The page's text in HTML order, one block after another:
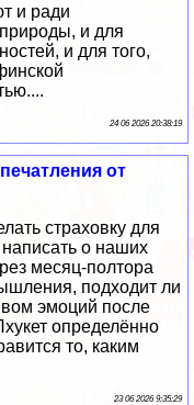
и ради
и для
и для того,
24 06 2026 20:38:19
от
страховку для
о наших
месяц-полтора
подходит ли
эмоций после
определённо
то, каким
23 06 2026 9:35:29